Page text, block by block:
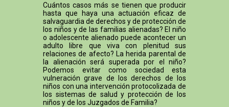
Cuántos casos más se tienen que producir
hasta que haya una actuación eficaz de
salvaguardia de derechos y de protección de
los niños y de las familias alienadas? El niño
o adolescente alienado puede acontecer un
adulto libre que viva con plenitud sus
relaciones de afecto? La herida parental de
la alienación será superada por el niño?
Podemos evitar como sociedad esta
vulneración grave de los derechos de los
niños con una intervención protocolizada de
los sistemas de salud y protección de los
niños y de los Juzgados de Familia?